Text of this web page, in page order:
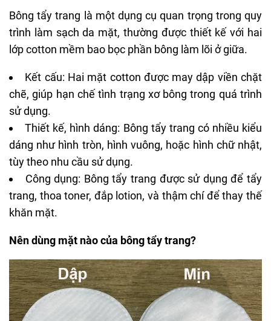
Bông tẩy trang là một dụng cụ quan trọng trong quy
trình làm sạch da mặt, thường được thiết kế với hai
lớp cotton mềm bao bọc phần bông làm lõi ở giữa.
Kết cấu: Hai mặt cotton được may dập viền chặt
chẽ, giúp hạn chế tình trạng xơ bông trong quá trình
sử dụng.
Thiết kế, hình dáng: Bông tẩy trang có nhiều kiểu
dáng như hình tròn, hình vuông, hoặc hình chữ nhật,
tùy theo nhu cầu sử dụng.
Công dụng: Bông tẩy trang được sử dụng để tẩy
trang, thoa toner, đắp lotion, và thậm chí để thay thế
khăn mặt.
Nên dùng mặt nào của bông tẩy trang?